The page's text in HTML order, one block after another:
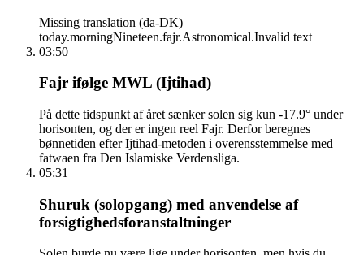
Missing translation (da-DK)
today.morningNineteen.fajr.Astronomical.Invalid text
03:50
Fajr ifølge MWL (Ijtihad)
På dette tidspunkt af året sænker solen sig kun -17.9° under
horisonten, og der er ingen reel Fajr. Derfor beregnes
bønnetiden efter Ijtihad-metoden i overensstemmelse med
fatwaen fra Den Islamiske Verdensliga.
05:31
Shuruk (solopgang) med anvendelse af
forsigtighedsforanstaltninger